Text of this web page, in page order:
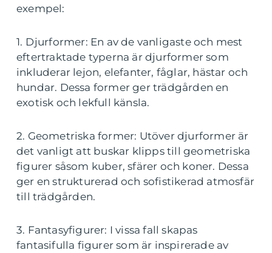
exempel:
1. Djurformer: En av de vanligaste och mest
eftertraktade typerna är djurformer som
inkluderar lejon, elefanter, fåglar, hästar och
hundar. Dessa former ger trädgården en
exotisk och lekfull känsla.
2. Geometriska former: Utöver djurformer är
det vanligt att buskar klipps till geometriska
figurer såsom kuber, sfärer och koner. Dessa
ger en strukturerad och sofistikerad atmosfär
till trädgården.
3. Fantasyfigurer: I vissa fall skapas
fantasifulla figurer som är inspirerade av